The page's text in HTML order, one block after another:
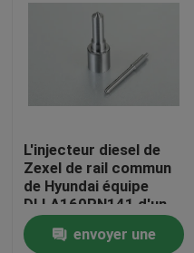
A propos de nous
Visite d'usine
Contact
Demande de soumission
L'injecteur diesel de
Zexel de rail commun
de Hyundai équipe
DLLA160PN141 d'un
gicleur 1050171410
envoyer une